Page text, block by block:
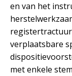
en van het
verplaatsbare
met enkele